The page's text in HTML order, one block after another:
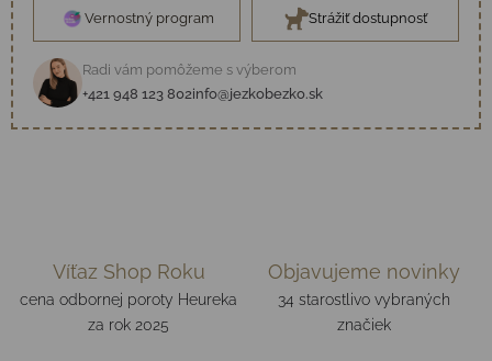
Vernostný program Strážiť dostupnosť
Radi vám pomôžeme s výberom
+421 948 123 802info@jezkobezko.sk
Víťaz Shop Roku
cena odbornej poroty Heureka
za rok 2025
Objavujeme novinky
34 starostlivo vybraných
značiek